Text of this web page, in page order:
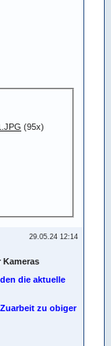
(95x)
29.05.24 12:14
die aktuelle
zu obiger